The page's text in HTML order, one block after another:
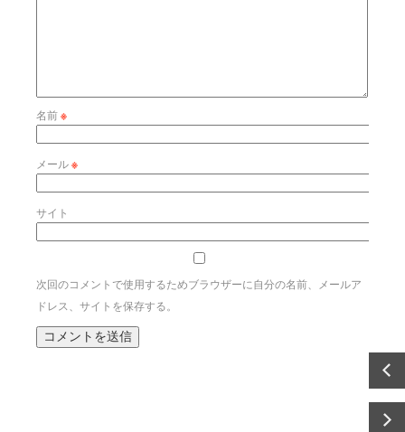
名前※
メール※
サイト
次回のコメントで使用するためブラウザーに自分の名前、メールア
ドレス、サイトを保存する。